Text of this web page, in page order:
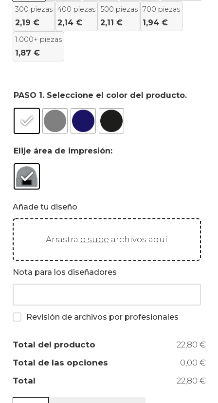
300 piezas
2,19 €
400 piezas
2,14 €
500 piezas
2,11 €
700 piezas
1,94 €
1.000+ piezas
1,87 €
PASO 1. Seleccione el color del producto.
Elije área de impresión:
Añade tu diseño
Arrastra o sube archivos aquí
Nota para los diseñadores
Revisión de archivos por profesionales
Total del producto
22,80 €
Total de las opciones
0,00 €
Total
22,80 €